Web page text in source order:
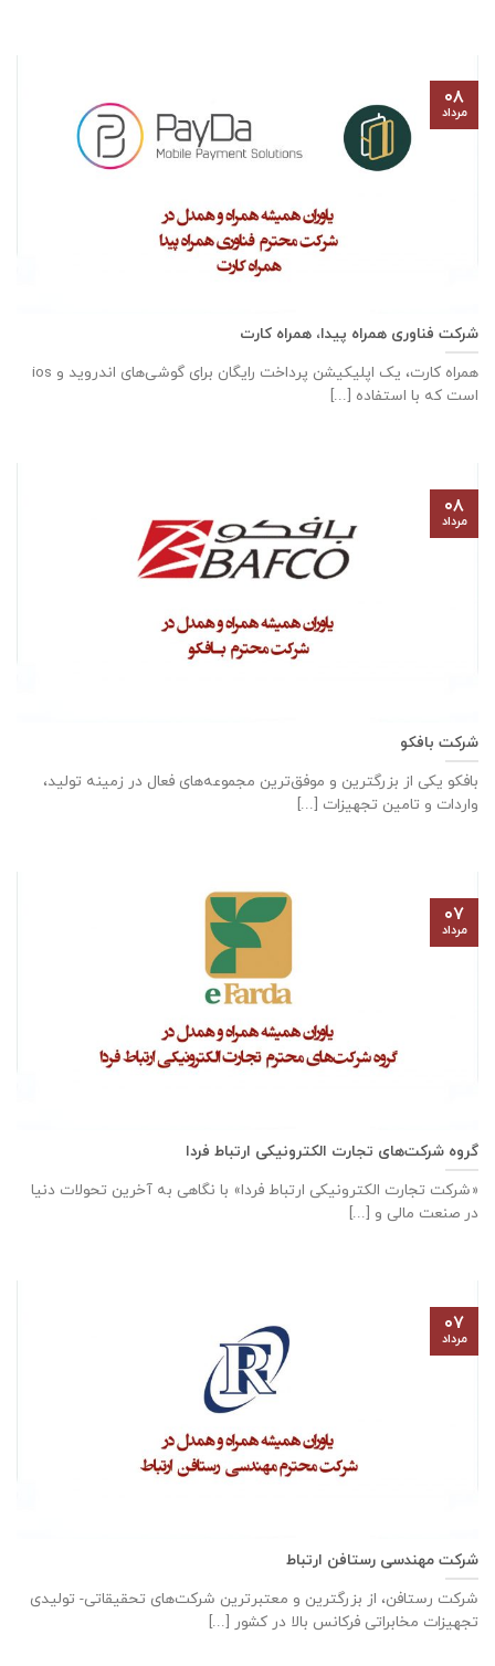
شرکت فناوری همراه پیدا، همراه کارت
همراه کارت، یک اپلیکیشن پرداخت رایگان برای گوشی‌های اندروید و ios
است که با استفاده [...]
۰۸
مرداد
شرکت بافکو
بافکو یکی از بزرگترین و موفق‌ترین مجموعه‌های فعال در زمینه تولید،
واردات و تامین تجهیزات [...]
۰۸
مرداد
گروه شرکت‌های تجارت الکترونیکی ارتباط فردا
«شرکت تجارت الکترونیکی ارتباط فردا» با نگاهی به آخرین تحولات دنیا
در صنعت مالی و [...]
۰۷
مرداد
شرکت مهندسی رستافن ارتباط
شرکت رستافن، از بزرگترين و معتبرترين شركت‌های تحقیقاتی- توليدی
تجهيزات مخابراتی فركانس بالا در كشور [...]
۰۷
مرداد